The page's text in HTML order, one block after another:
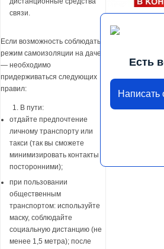
связи.
Если возможность соблюдать
режим самоизоляции на даче
— необходимо
придерживаться следующих
правил:
1. В пути:
отдайте предпочтение
личному транспорту или
такси (так вы сможете
минимизировать контакты с
посторонними);
при пользовании
общественным
транспортом: используйте
маску, соблюдайте
социальную дистанцию (не
менее 1,5 метра); после
Есть